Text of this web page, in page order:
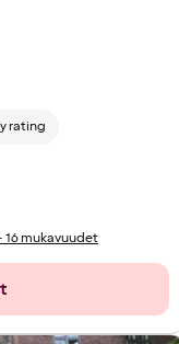
rating
16 mukavuudet